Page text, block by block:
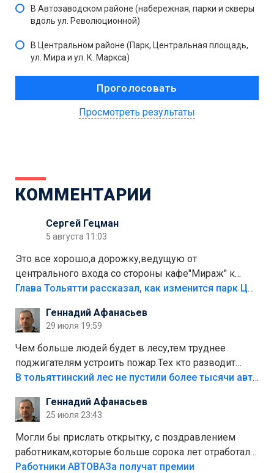
В Автозаводском районе (набережная, парки и скверы
вдоль ул. Революционной)
В Центральном районе (Парк, Центральная площадь,
ул. Мира и ул. К. Маркса)
Просмотреть результаты
КОММЕНТАРИИ
Сергей Гецман
5 августа 11:03
Это все хорошо,а дорожку,ведущую от
центрального входа со стороны кафе"Мираж" к
аттракционам слабо доделать?А то бордюры
лежала в парке и испортилась.Да еще,видимо,часть
украли.
Глава Тольятти рассказал, как изменится парк Центрального района
Геннадий Афанасьев
29 июля 19:59
Чем больше людей будет в лесу,тем труднее
поджигателям устроить пожар.Тех кто разводит
костры,тех надо безбожно штрафовать.Камер полно
Штрафы мизерные.
В тольяттинский лес не пустили более тысячи автомобилей
Геннадий Афанасьев
25 июля 23:43
Могли бы прислать открытку, с поздравлением
работникам,которые больше сорока лет отработали
на предприятии.
Работники АВТОВАЗа получат премии